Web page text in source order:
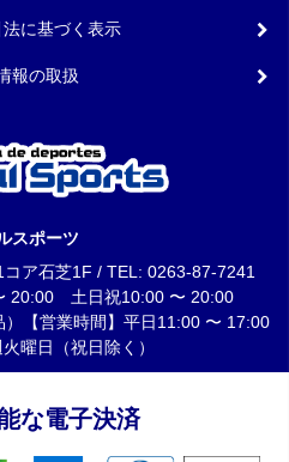
に基づく表示
報の取扱
スポーツ
ア石芝1F / TEL: 0263-87-7241
20:00 土日祝10:00 〜 20:00
【営業時間】平日11:00 〜 17:00
曜日（祝日除く）
な電子決済